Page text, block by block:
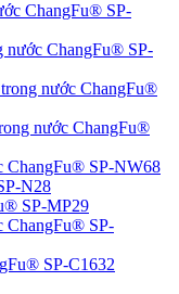
ChangFu® SP-
nước ChangFu® SP-
nước ChangFu®
nước ChangFu®
ChangFu® SP-NW68
N28
SP-MP29
ChangFu® SP-
SP-C1632